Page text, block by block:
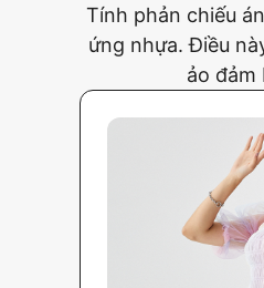
Tính phản chiếu
ứng nhựa. Điều
ảo đảm